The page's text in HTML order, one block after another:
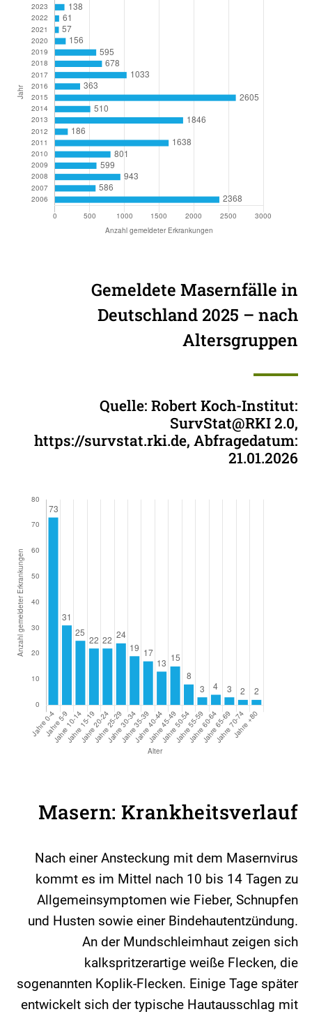
Gemeldete Masernfälle in
Deutschland 2025 – nach
Altersgruppen
Quelle: Robert Koch-Institut:
SurvStat@RKI 2.0,
https://survstat.rki.de, Abfragedatum:
21.01.2026
Masern: Krankheitsverlauf
Nach einer Ansteckung mit dem Masernvirus
kommt es im Mittel nach 10 bis 14 Tagen zu
Allgemeinsymptomen wie Fieber, Schnupfen
und Husten sowie einer Bindehautentzündung.
An der Mundschleimhaut zeigen sich
kalkspritzerartige weiße Flecken, die
sogenannten Koplik-Flecken. Einige Tage später
entwickelt sich der typische Hautausschlag mit